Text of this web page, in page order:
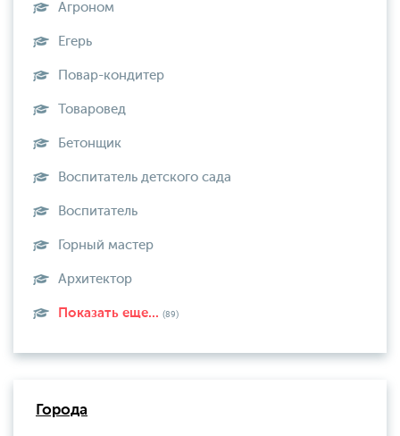
Агроном
Егерь
Повар-кондитер
Товаровед
Бетонщик
Воспитатель детского сада
Воспитатель
Горный мастер
Архитектор
Показать еще... (89)
Города